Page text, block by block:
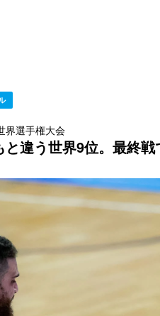
界選手権大会
違う世界9位。最終